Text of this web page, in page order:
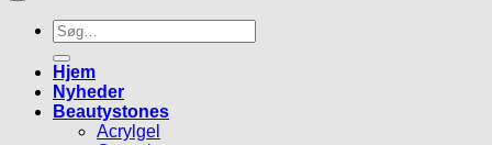
Søg
efter:
Hjem
Nyheder
Beautystones
Acrylgel